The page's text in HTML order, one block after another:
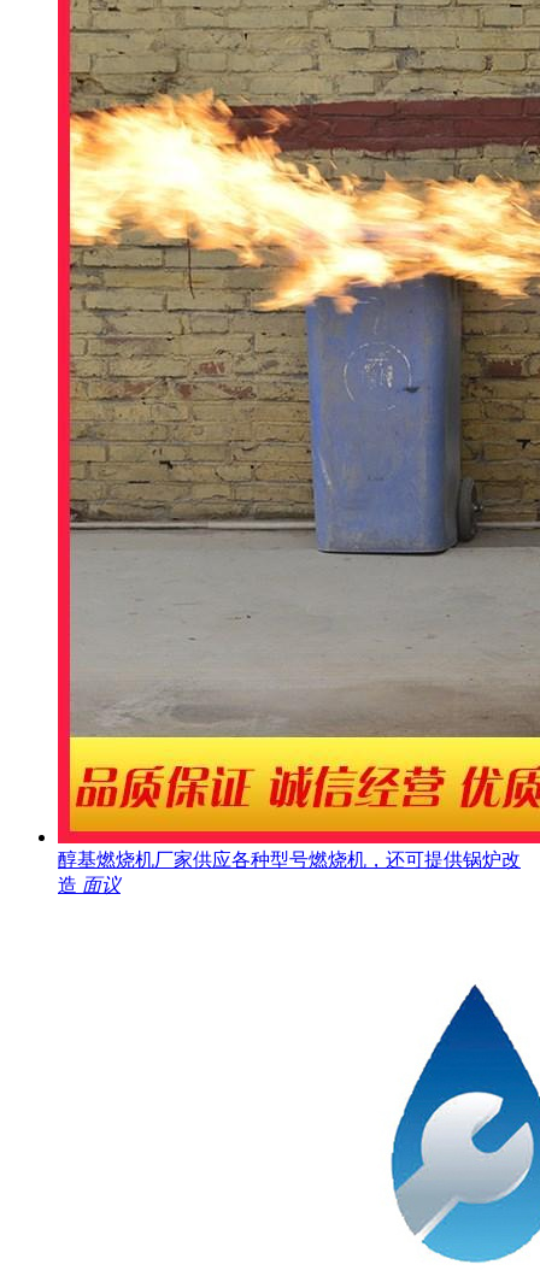
醇基燃烧机厂家供应各种型号燃烧机，还可提供锅炉改
造 面议